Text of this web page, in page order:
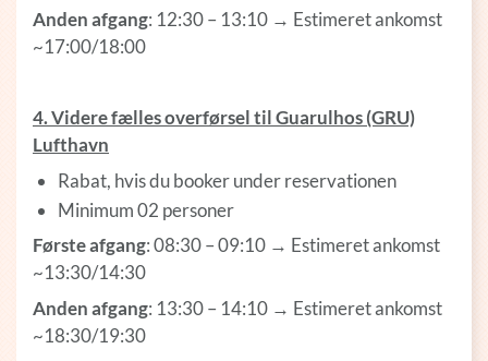
Anden afgang: 12:30 – 13:10 → Estimeret ankomst
~17:00/18:00
4. Videre fælles overførsel til Guarulhos (GRU)
Lufthavn
Rabat, hvis du booker under reservationen
Minimum 02 personer
Første afgang: 08:30 – 09:10 → Estimeret ankomst
~13:30/14:30
Anden afgang: 13:30 – 14:10 → Estimeret ankomst
~18:30/19:30